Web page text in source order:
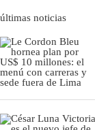
últimas noticias